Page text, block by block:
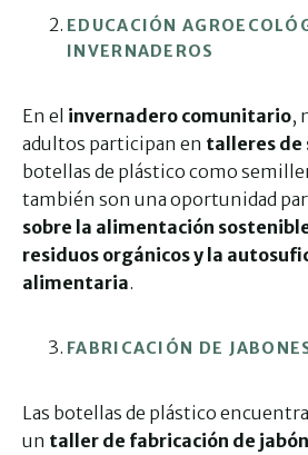
EDUCACIÓN
INVERNADEROS
En el invernadero comunitario,
adultos participan en talleres de
botellas de plástico como
también son una oportunidad
sobre la alimentación
residuos orgánicos y la
alimentaria.
FABRICACIÓN DE
Las botellas de plástico
un taller de fabricación de jabón